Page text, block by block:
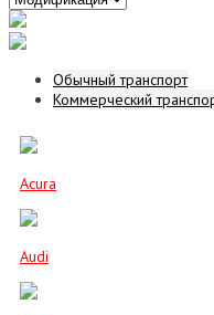
Обычный транспорт
Коммерческий
Acura
Audi